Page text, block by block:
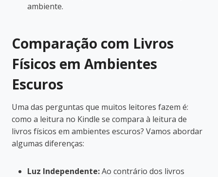
ambiente.
Comparação com Livros
Físicos em Ambientes
Escuros
Uma das perguntas que muitos leitores fazem é:
como a leitura no Kindle se compara à leitura de
livros físicos em ambientes escuros? Vamos abordar
algumas diferenças:
Luz Independente:Ao contrário dos livros